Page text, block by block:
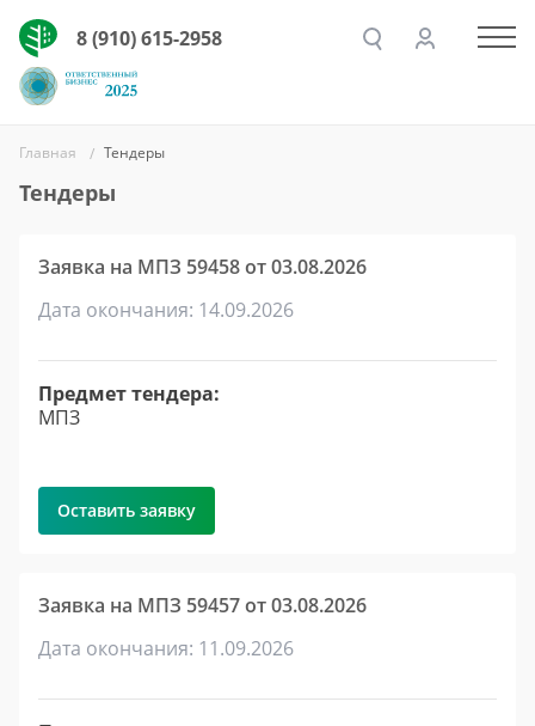
8 (910) 615-2958
Главная Тендеры
Тендеры
Заявка на МПЗ 59458 от 03.08.2026
Дата окончания: 14.09.2026
Предмет тендера:
МПЗ
Оставить заявку
Заявка на МПЗ 59457 от 03.08.2026
Дата окончания: 11.09.2026